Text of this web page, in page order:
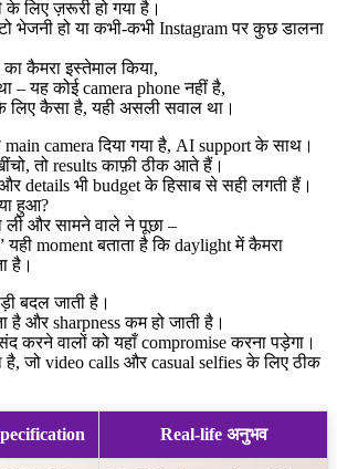
लिए ज़रूरी हो गया है।
भेजनी हो या कभी-कभी Instagram पर कुछ डालना
का कैमरा इस्तेमाल किया,
– यह कोई camera phone नहीं है,
लिए कैसा है, यही असली सवाल था।
camera दिया गया है, AI support के साथ।
तो results काफ़ी ठीक आते हैं।
details भी budget के हिसाब से सही लगती हैं।
हुआ?
ली और सामने वाले ने पूछा –
moment बताता है कि daylight में कैमरा
है।
बदल जाती है।
है और sharpness कम हो जाती है।
करने वालों को यहाँ compromise करना पड़ेगा।
है, जो video calls और casual selfies के लिए ठीक
Real-life अनुभव